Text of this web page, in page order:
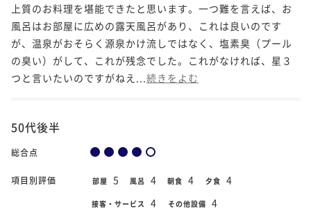
上質のお料理を堪能できたと思います。一つ難を言えば、お
風呂はお部屋に広めの露天風呂があり、これは良いのです
が、温泉がおそらく源泉かけ流しではなく、塩素臭（プール
の臭い）がして、これが残念でした。これがなければ、星３
つと言いたいのですがねえ... 続きをよむ
50代後半
総合点
項目別評価 部屋 5 風呂 4 朝食 4 夕食 4
接客・サービス 4 その他設備 4